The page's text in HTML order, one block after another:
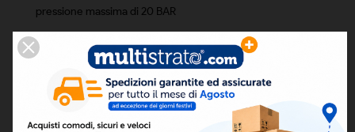
pressione massima di 20 BAR
DETTAGLI